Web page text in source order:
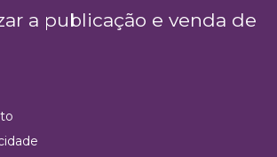
a publicação e venda de